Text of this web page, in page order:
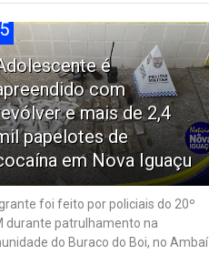
é
com
e mais de 2,4
papelotes de
em Nova Iguaçu
foi feito por policiais do 20º
durante patrulhamento na
do Buraco do Boi, no Ambaí